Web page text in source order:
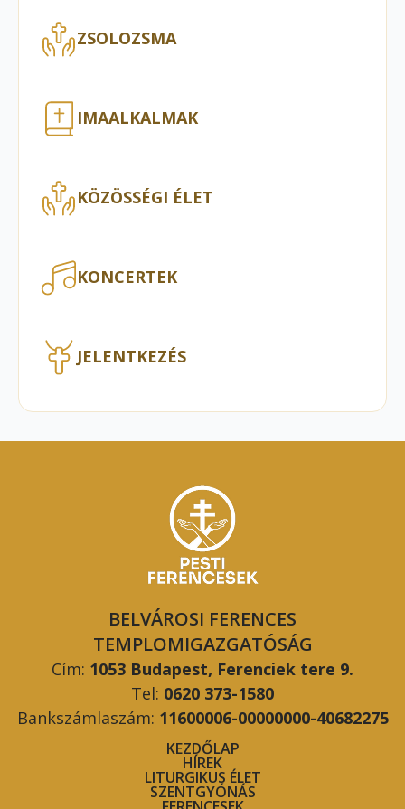
ZSOLOZSMA
IMAALKALMAK
KÖZÖSSÉGI ÉLET
KONCERTEK
JELENTKEZÉS
BELVÁROSI FERENCES
TEMPLOMIGAZGATÓSÁG
Cím: 1053 Budapest, Ferenciek tere 9.
Tel: 0620 373-1580
Bankszámlaszám: 11600006-00000000-40682275
KEZDŐLAP
HÍREK
LITURGIKUS ÉLET
SZENTGYÓNÁS